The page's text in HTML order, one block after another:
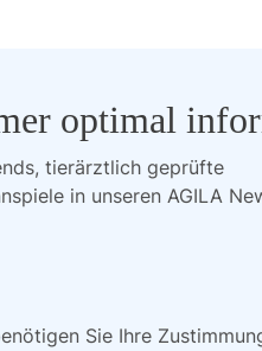
optimal
tierärztlich geprüfte
in unseren AGILA
Sie Ihre